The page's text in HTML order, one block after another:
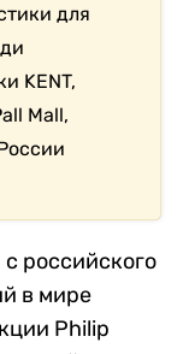
для
KENT,
Mall,
российского
в мире
Philip